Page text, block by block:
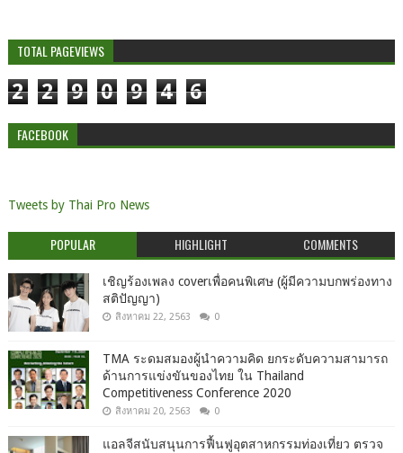
TOTAL PAGEVIEWS
2 2 9 0 9 4 6
FACEBOOK
Tweets by Thai Pro News
POPULAR HIGHLIGHT COMMENTS
เชิญร้องเพลง coverเพื่อคนพิเศษ (ผู้มีความบกพร่องทาง
สติปัญญา)
สิงหาคม 22, 2563 0
TMA ระดมสมองผู้นำความคิด ยกระดับความสามารถ
ด้านการแข่งขันของไทย ใน Thailand
Competitiveness Conference 2020
สิงหาคม 20, 2563 0
แอลจีสนับสนุนการฟื้นฟูอุตสาหกรรมท่องเที่ยว ตรวจ